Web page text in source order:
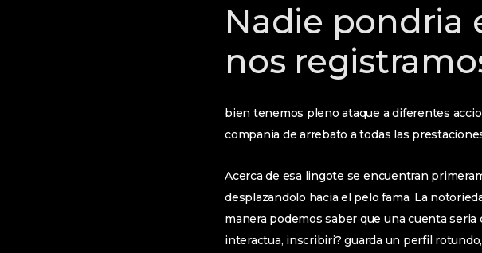
Nadie pondri­a
nos
bien tenemos pleno ataque a diferentes
compania de arrebato a todas las
Acerca de esa lingote se encuentran
desplazandolo hacia el pelo fama. La
manera podemos saber que una cuenta
interactua, inscribiri? guarda un perfil